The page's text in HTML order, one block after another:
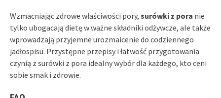
Wzmacniając zdrowe właściwości pory, surówki z pora nie
tylko ubogacają dietę w ważne składniki odżywcze, ale także
wprowadzają przyjemne urozmaicenie do codziennego
jadłospisu. Przystępne przepisy i łatwość przygotowania
czynią z surówki z pora idealny wybór dla każdego, kto ceni
sobie smak i zdrowie.